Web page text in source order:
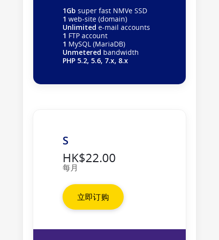
1Gb super fast NMVe SSD
1 web-site (domain)
Unlimited e-mail accounts
1 FTP account
1 MySQL (MariaDB)
Unmetered bandwidth
PHP 5.2, 5.6, 7.x, 8.x
S
HK$22.00
每月
立即订购